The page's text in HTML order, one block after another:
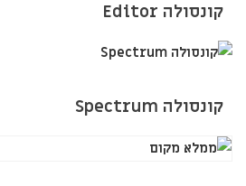
קונסולה Editor
קונסולה Spectrum